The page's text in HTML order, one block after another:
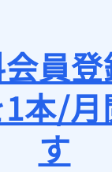
員
本/
す